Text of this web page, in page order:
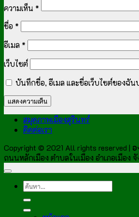
ความเห็น *
ชื่อ *
อีเมล *
เว็บไซต์
บันทึกชื่อ, อีเมล และชื่อเว็บไซต์ของฉั
สมุดภาพเมืองสุรินทร์
ติดต่อเรา
Copyright © 2021 All rights reserved |
ถนนหลักเมือง ตำบลในเมือง อำเภอเมือง